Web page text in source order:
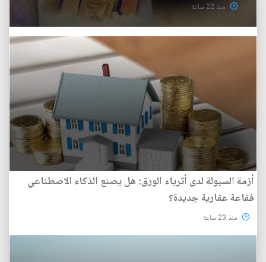
منذ 22 ساعة
أزمة السيولة لدى أثرياء الورق: هل يصنع الذكاء الاصطناعي
فقاعة عقارية جديدة؟
منذ 23 ساعة